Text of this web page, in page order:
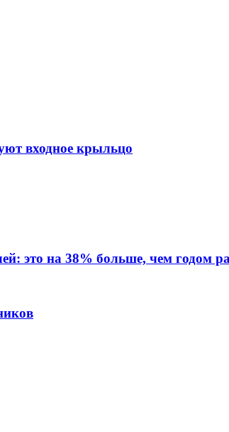
входное крыльцо
это на 38% больше, чем годом